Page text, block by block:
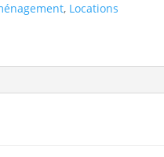
, Locations